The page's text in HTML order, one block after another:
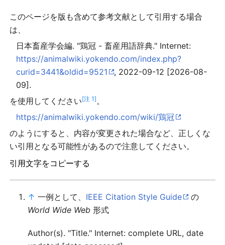
このページを版も含めて参考文献として引用する場合
は、
日本畜産学会編. "鶏冠 - 畜産用語辞典." Internet:
https://animalwiki.yokendo.com/index.php?
curid=3441&oldid=9521
, 2022-09-12 [2026-08-
09].
を使用してください[注 1]。
https://animalwiki.yokendo.com/wiki/鶏冠
のようにすると、内容が変更された場合など、正しくな
い引用となる可能性があるので注意してください。
引用文字をコピーする
↑ 一例として、 IEEE Citation Style Guide
の
World Wide Web 形式
Author(s). "Title." Internet: complete URL, date